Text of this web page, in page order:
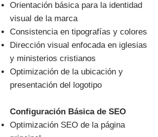
Orientación básica para la identidad
visual de la marca
Consistencia en tipografías y colores
Dirección visual enfocada en iglesias
y ministerios cristianos
Optimización de la ubicación y
presentación del logotipo
Configuración Básica de SEO
Optimización SEO de la página